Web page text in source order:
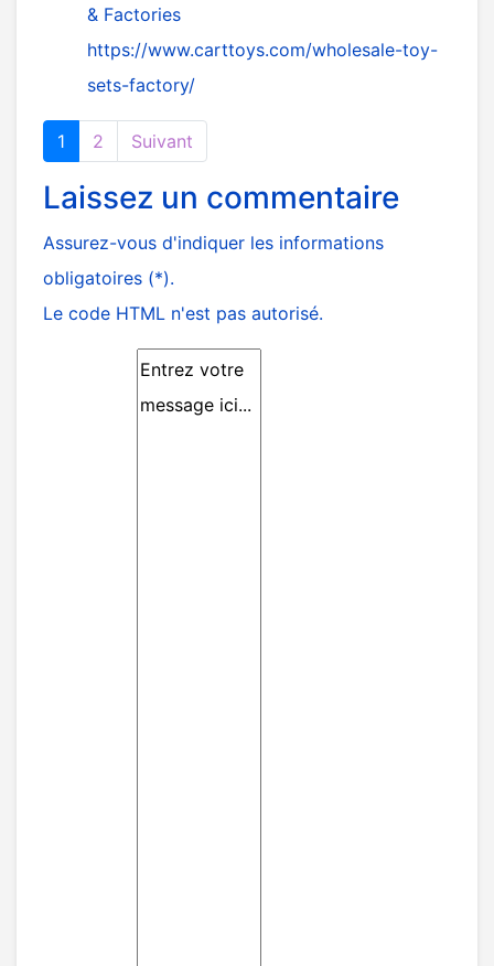
& Factories
https://www.carttoys.com/wholesale-toy-
sets-factory/
1 2 Suivant
Laissez un commentaire
Assurez-vous d'indiquer les informations
obligatoires (*).
Le code HTML n'est pas autorisé.